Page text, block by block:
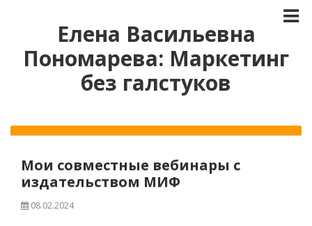
Елена Васильевна
Пономарева: Маркетинг
без галстуков
Мои совместные вебинары с
издательством МИФ
08.02.2024